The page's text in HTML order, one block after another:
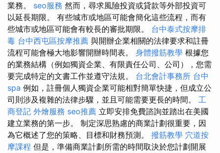
業務。 seo服務 然而，尋求風險投資或貸款等外部投資可
以延長期限。 有些城市或地區可能會簡化這些流程，而有
些城市或地區可能會有較長的審批期限。 台中泰式按摩排
毒 台中西屯區按摩推薦 與開辦企業相關的法律要求和註冊
流程可能會極大地影響開辦時間表。 身體撥筋教學 根據您
的業務結構（例如獨資企業、有限責任公司、公司），您需
要完成特定的文書工作並遵守法規。 台北會計事務所 台中
spa 例如，註冊個人獨資企業可能相對簡單快捷，但成立公
司則涉及複雜的法律步驟，並且可能需要更長的時間。 工
商登記 外燴服務 seo推薦 立即安排免費諮詢並踏出在美國
建立業務的第一步。 制定深思熟慮的商業計劃很重要，因
為它概述了您的策略、目標和財務預測。 撥筋教學 穴道按
摩課程 但是，準備商業計劃所需的時間取決於您計劃開展